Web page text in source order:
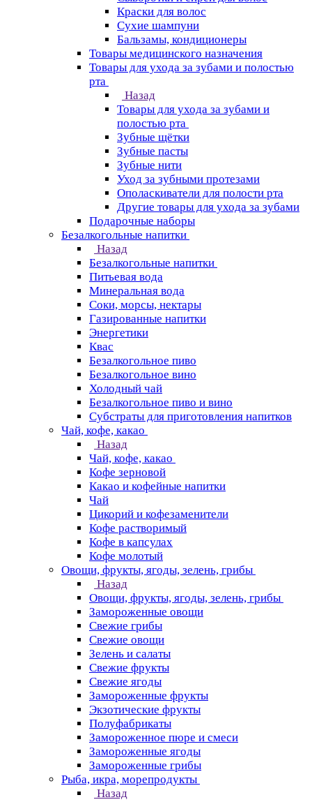
Краски для волос
Сухие шампуни
Бальзамы, кондиционеры
Товары медицинского назначения
Товары для ухода за зубами и полостью
рта
Назад
Товары для ухода за зубами и
полостью рта
Зубные щётки
Зубные пасты
Зубные нити
Уход за зубными протезами
Ополаскиватели для полости рта
Другие товары для ухода за зубами
Подарочные наборы
Безалкогольные напитки
Назад
Безалкогольные напитки
Питьевая вода
Минеральная вода
Соки, морсы, нектары
Газированные напитки
Энергетики
Квас
Безалкогольное пиво
Безалкогольное вино
Холодный чай
Безалкогольное пиво и вино
Субстраты для приготовления напитков
Чай, кофе, какао
Назад
Чай, кофе, какао
Кофе зерновой
Какао и кофейные напитки
Чай
Цикорий и кофезаменители
Кофе растворимый
Кофе в капсулах
Кофе молотый
Овощи, фрукты, ягоды, зелень, грибы
Назад
Овощи, фрукты, ягоды, зелень, грибы
Замороженные овощи
Свежие грибы
Свежие овощи
Зелень и салаты
Свежие фрукты
Свежие ягоды
Замороженные фрукты
Экзотические фрукты
Полуфабрикаты
Замороженное пюре и смеси
Замороженные ягоды
Замороженные грибы
Рыба, икра, морепродукты
Назад